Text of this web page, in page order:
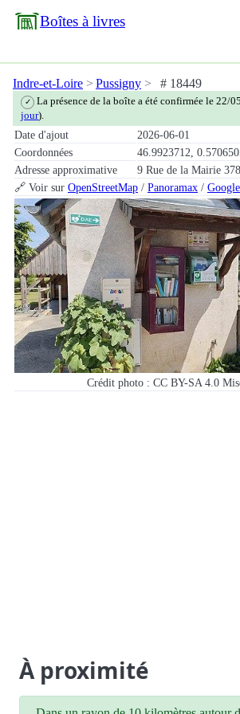
Boîtes à livres
Indre-et-Loire Pussigny # 18449
✓ La présence de la boîte a été confirmée le 22/
jour).
Date d'ajout
2026-06-01
Coordonnées
46.9923712,
Adresse approximative
9 Rue de la Mairie
🔗 Voir sur OpenStreetMap / Panoramax /
Crédit photo : CC BY-SA 4.0
À proximité